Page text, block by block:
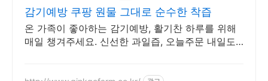
감기예방 쿠팡 원물 그대로 순수한 착즙
온 가족이 좋아하는 감기예방, 활기찬 하루를 위해
매일 챙겨주세요. 신선한 과일즙, 오늘주문 내일도